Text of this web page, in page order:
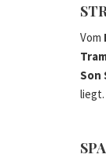
Vom
Son
liegt.